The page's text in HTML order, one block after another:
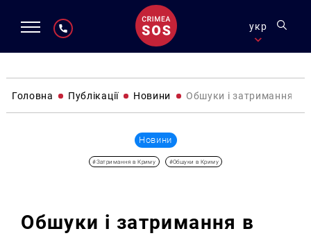
укр
Головна Публікації Новини Обшуки і затримання в
Новини
#Затримання в Криму #Обшуки в Криму
Обшуки і затримання в